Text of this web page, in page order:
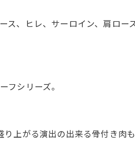
ス、ヒレ、サーロイン、肩ロー
シリーズ。
上がる演出の出来る骨付き肉も